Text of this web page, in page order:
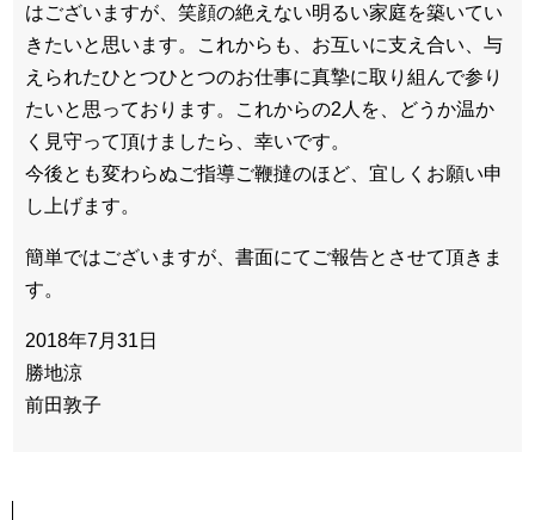
はございますが、笑顔の絶えない明るい家庭を築いてい
きたいと思います。これからも、お互いに支え合い、与
えられたひとつひとつのお仕事に真摯に取り組んで参り
たいと思っております。これからの2人を、どうか温か
く見守って頂けましたら、幸いです。
今後とも変わらぬご指導ご鞭撻のほど、宜しくお願い申
し上げます。
簡単ではございますが、書面にてご報告とさせて頂きま
す。
2018年7月31日
勝地涼
前田敦子